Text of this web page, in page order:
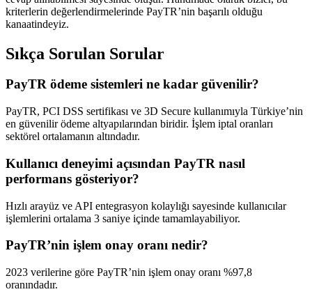
kriterlerin değerlendirmelerinde PayTR’nin başarılı olduğu
kanaatindeyiz.
Sıkça Sorulan Sorular
PayTR ödeme sistemleri ne kadar güvenilir?
PayTR, PCI DSS sertifikası ve 3D Secure kullanımıyla Türkiye’nin
en güvenilir ödeme altyapılarından biridir. İşlem iptal oranları
sektörel ortalamanın altındadır.
Kullanıcı deneyimi açısından PayTR nasıl
performans gösteriyor?
Hızlı arayüz ve API entegrasyon kolaylığı sayesinde kullanıcılar
işlemlerini ortalama 3 saniye içinde tamamlayabiliyor.
PayTR’nin işlem onay oranı nedir?
2023 verilerine göre PayTR’nin işlem onay oranı %97,8
oranındadır.